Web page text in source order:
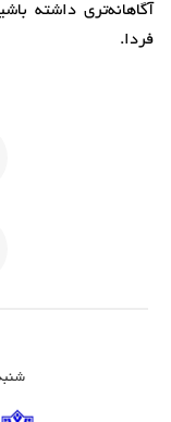
آگاهانه‌تری داشته
فردا.